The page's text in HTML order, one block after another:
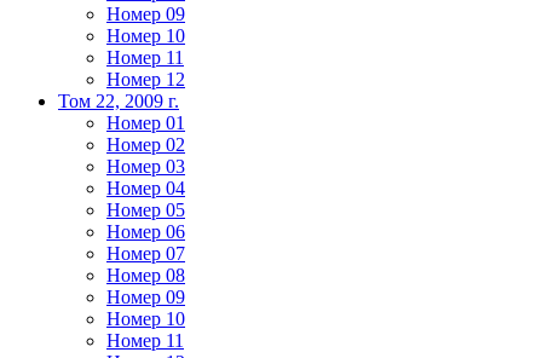
Номер 09
Номер 10
Номер 11
Номер 12
Том 22, 2009 г.
Номер 01
Номер 02
Номер 03
Номер 04
Номер 05
Номер 06
Номер 07
Номер 08
Номер 09
Номер 10
Номер 11